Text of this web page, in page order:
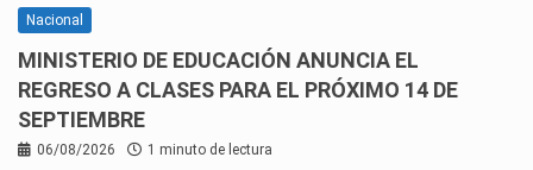
Nacional
MINISTERIO DE EDUCACIÓN ANUNCIA EL
REGRESO A CLASES PARA EL PRÓXIMO 14 DE
SEPTIEMBRE
06/08/2026 1 minuto de lectura